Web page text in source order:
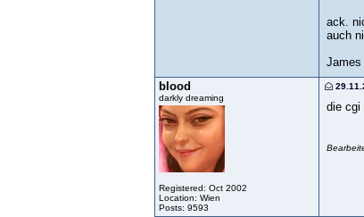
ack.
auch
James
blood
darkly dreaming
Registered: Oct 2002
Location: Wien
Posts: 9593
die cgi